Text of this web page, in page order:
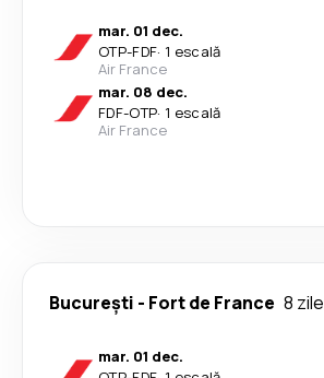
mar. 01 dec.
OTP-FDF· 1 escală
Air France
mar. 08 dec.
FDF-OTP· 1 escală
Air France
București - Fort de France 8 zile
mar. 01 dec.